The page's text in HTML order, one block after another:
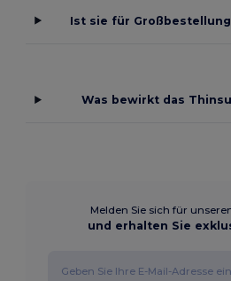
Ist sie für
Was bewirkt das
Melden Sie sich für
und erhalten Sie